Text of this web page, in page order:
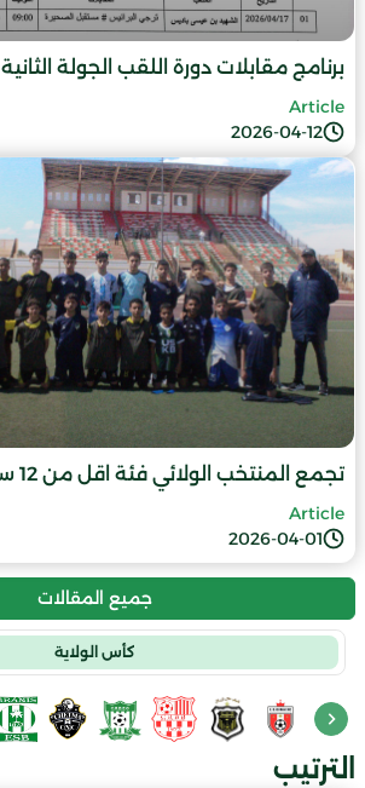
برنامج مقابلات دورة اللقب الجولة الثانية
2026-04-12
Article
تجمع المنتخب الولائي فئة اقل من 12 سنة
2026-04-01
Article
جميع المقالات
كأس الولاية
الترتيب